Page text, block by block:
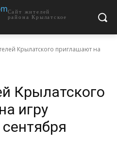
Сайт жителей
района Крылатское
Крылатского приглашают на
Крылатского
игру